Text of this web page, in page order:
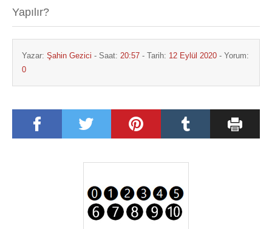
Yapılır?
Yazar: Şahin Gezici - Saat: 20:57 - Tarih: 12 Eylül 2020 - Yorum:
0